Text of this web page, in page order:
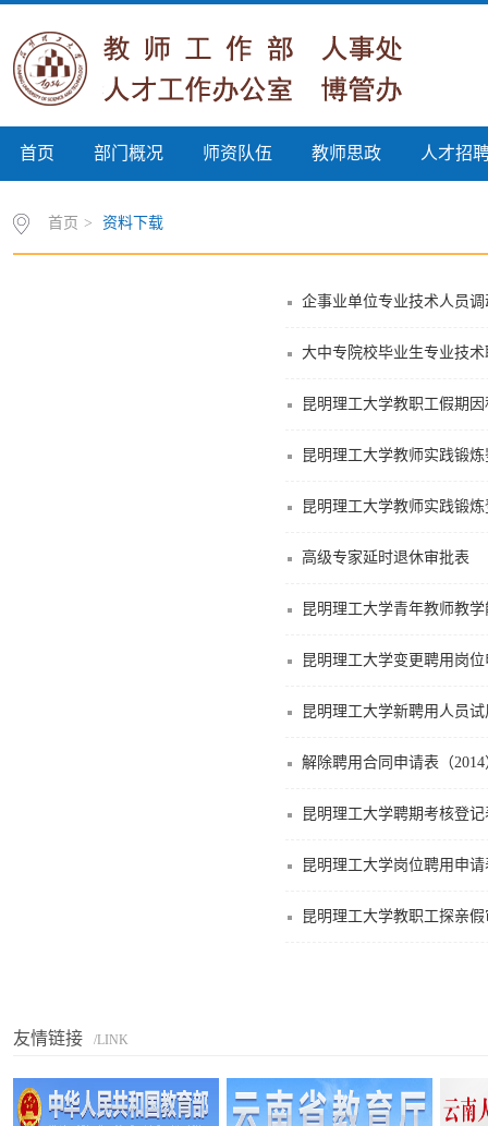
首页 部门概况 师资队伍 教师思政 人才招
首页 > 资料下载
企事业单位专业技术人员
大中专院校毕业生专业技
昆明理工大学教职工假期
昆明理工大学教师实践锻
昆明理工大学教师实践锻
高级专家延时退休审批表
昆明理工大学青年教师教
昆明理工大学变更聘用岗
昆明理工大学新聘用人员
解除聘用合同申请表（2014
昆明理工大学聘期考核登记
昆明理工大学岗位聘用申请
昆明理工大学教职工探亲
友情链接 /LINK